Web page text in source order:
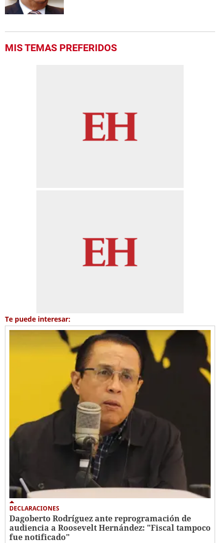
MIS TEMAS PREFERIDOS
Te puede interesar:
DECLARACIONES
Dagoberto Rodríguez ante reprogramación de
audiencia a Roosevelt Hernández: "Fiscal tampoco
fue notificado"